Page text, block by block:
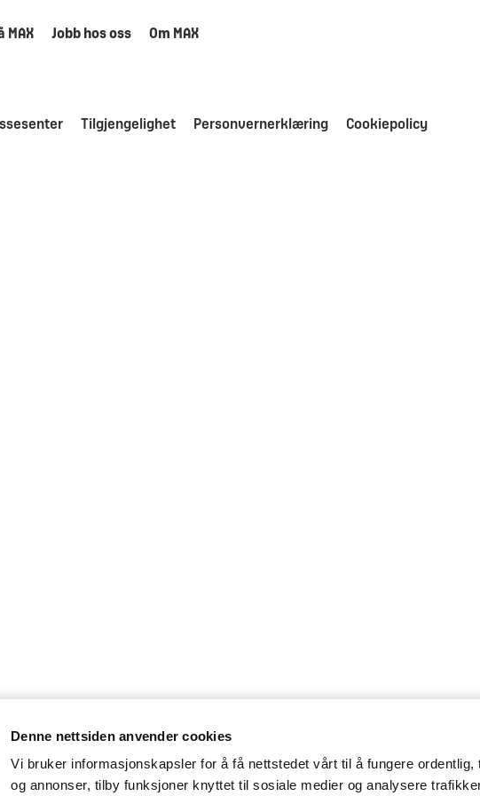
Denne nettsiden anvender cookies
Vi bruker informasjonskapsler for å få nettstedet vårt til å fungere ordentlig,
og annonser, tilby funksjoner knyttet til sosiale medier og analysere
MAX Jobb hos oss Om MAX
Tilgjengelighet Personvernerklæring Cookiepolicy